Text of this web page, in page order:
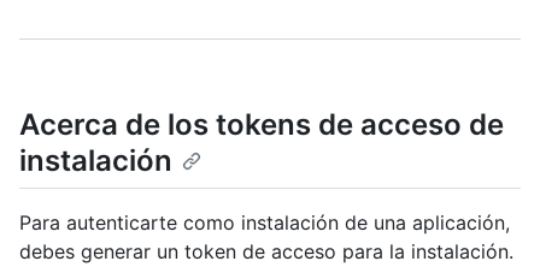
Acerca de los tokens de acceso de
instalación
Para autenticarte como instalación de una aplicación,
debes generar un token de acceso para la instalación.